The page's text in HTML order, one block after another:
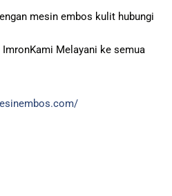
mesin embos kulit hubungi
ImronKami Melayani ke semua